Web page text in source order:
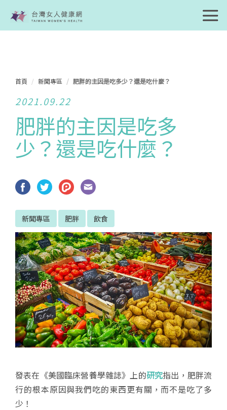
首頁 新聞專區 肥胖的主因是吃多少？還是吃什麼？
2021.09.22
肥胖的主因是吃多
少？還是吃什麼？
新聞專區 肥胖 飲食
發表在《美國臨床營養學雜誌》上的研究指出，肥胖流
行的根本原因與我們吃的東西更有關，而不是吃了多
少！